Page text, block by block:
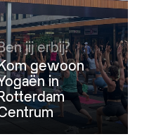
jij erbij?
gewoon
in